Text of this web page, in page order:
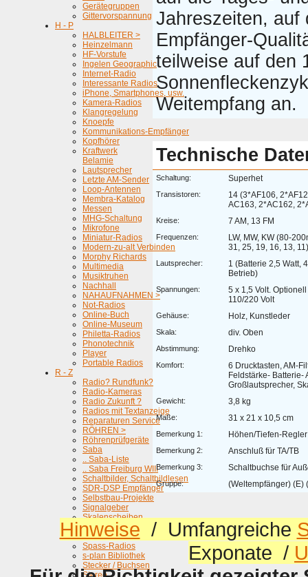
Gerätegruppen
Gittervorspannung
H - P
HALBLEITER >
Heinzelmann
HF-Vorstufe
Ingelen Geographic
Internet-Radio
Interessante Radios
iPhone, Smartphones, usw.
Kamera-Radios
Klangregelung
Knoepfe
Kommunikations-Empfänger
Kopfhörer
Kraftwerk
Belamie
Lautsprecher
Letzte AM-Sender
Loop-Antennen
Membra-Katalog
Messen
MHG-Schaltung
Mikrofone
Miniatur-Radios
Modern-zu-alt Verbinden
Morphy Richards
Multimedia
Musiktruhen
Nachhall
NAHAUFNAHMEN >
Not-Radios
Online-Buch
Online-Museum
Philetta-Radios
Phonotechnik
Player
Portable Radios
R - Z
Radio? Rundfunk?
Radio-Kameras
Radio Zukunft ?
Radios mit Textanzeige
Reparaturen Service
RÖHREN >
Röhrenprüfgeräte
Saba
.. Saba-Liste
.. Saba Freiburg WIII
Schaltbilder, Schaltbildlesen
SDR-DSP Empfänger
Selbstbau-Projekte
Signalgeber
Skalenscheiben
Skalenseil Seilantriebe
Schnurlos ...
Spass-Radios
s-plan Bibliothek
Stecker / Buchsen
Stereo
Jahreszeiten, auf
Empfänger-
teilweise auf den
Weitempfang an.
Technische
Schaltung: Superhet
Transistoren:
14 (3*AF106,
AC163, 2*AC162,
Kreise: 7 AM, 13 FM
Frequenzen:
LW, MW, KW (80-
31, 25, 19, 16, 13,
Lautsprecher:
1 (Batterie 2,5 Watt,
Betrieb)
Spannungen:
5 x 1,5 Volt.
110/220 Volt
Gehäuse: Holz, Kunstleder
Skala: div. Oben
Abstimmung: Drehko
Komfort:
6 Drucktasten, AM-
Feldstärke- Batterie-
Großlautsprecher,
Gewicht: 3,8 kg
Maße: 31 x 21 x 10,5 cm
Bemerkung 1: Höhen/Tiefen-Regler
Bemerkung 2: Anschluß für TA/TB
Bemerkung 3: Schaltbuchse für
Gruppe: (Weltempfänger) (E)
Hinweise / Umfangreiche
Exponate /